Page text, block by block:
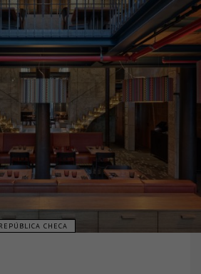
REPÚBLICA CHECA